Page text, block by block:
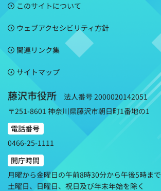
このサイトについて
ウェブアクセシビリティ方針
関連リンク集
サイトマップ
藤沢市役所
法人番号 2000020142051
〒251-8601 神奈川県藤沢市朝日町1番地の1
電話番号
0466-25-1111
開庁時間
月曜から金曜日の午前8時30分から午後5時まで
土曜日、日曜日、祝日及び年末年始を除く